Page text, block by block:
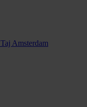
Taj Amsterdam